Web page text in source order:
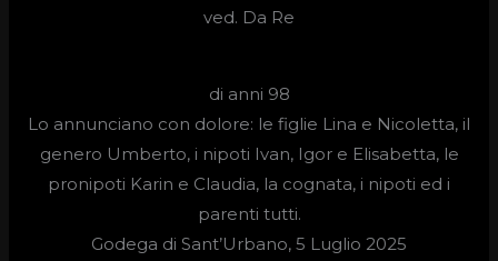
ved. Da Re
di anni 98
Lo annunciano con dolore: le figlie Lina e Nicoletta, il
genero Umberto, i nipoti Ivan, Igor e Elisabetta, le
pronipoti Karin e Claudia, la cognata, i nipoti ed i
parenti tutti.
Godega di Sant’Urbano, 5 Luglio 2025